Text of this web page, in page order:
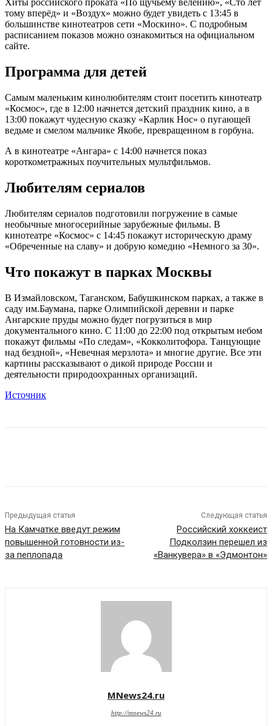
Хиты российского проката «По щучьему велению», «Сто лет
тому вперёд» и «Воздух» можно будет увидеть с 13:45 в
большинстве кинотеатров сети «Москино». С подробным
расписанием показов можно ознакомиться на официальном
сайте.
Программа для детей
Самым маленьким кинолюбителям стоит посетить кинотеатр
«Космос», где в 12:00 начнется детский праздник кино, а в
13:00 покажут чудесную сказку «Карлик Нос» о пугающей
ведьме и смелом мальчике Якобе, превращенном в горбуна.
А в кинотеатре «Ангара» с 14:00 начнется показ
короткометражных поучительных мультфильмов.
Любителям сериалов
Любителям сериалов подготовили погружение в самые
необычные многосерийные зарубежные фильмы. В
кинотеатре «Космос» с 14:45 покажут историческую драму
«Обреченные на славу» и добрую комедию «Немного за 30».
Что покажут в парках Москвы
В Измайловском, Таганском, Бабушкинском парках, а также в
саду им.Баумана, парке Олимпийской деревни и парке
Ангарские пруды можно будет погрузиться в мир
документального кино. С 11:00 до 22:00 под открытым небом
покажут фильмы «По следам», «Кокколитофора. Танцующие
над бездной», «Невечная мерзлота» и многие другие. Все эти
картины рассказывают о дикой природе России и
деятельности природоохранных организаций.
Источник
Предыдущая статья
На Камчатке введут режим
повышенной готовности из-
за пеплопада
Следующая статья
Российский хоккеист
Подколзин перешел из
«Ванкувера» в «Эдмонтон»
MNews24.ru
http://mnews24.ru